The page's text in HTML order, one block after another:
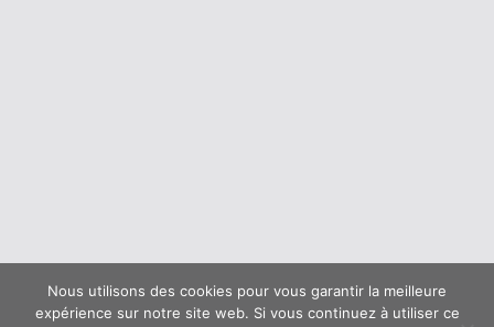
Nous utilisons des cookies pour vous garantir la meilleure
expérience sur notre site web. Si vous continuez à utiliser ce